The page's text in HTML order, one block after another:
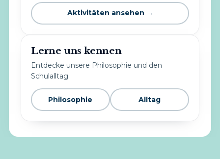
Aktivitäten ansehen →
Lerne uns kennen
Entdecke unsere Philosophie und den
Schulalltag.
Philosophie Alltag